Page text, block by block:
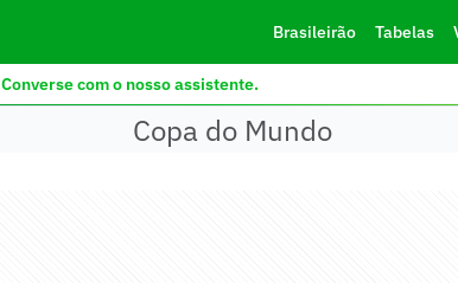
Brasileirão Tabelas
Converse com o nosso assistente.
Copa do Mundo